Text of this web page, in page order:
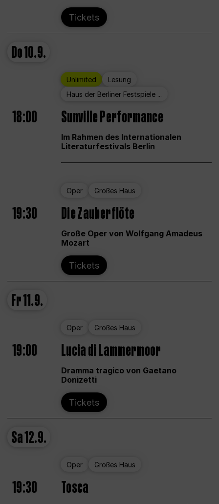
Tickets
Do10.9.
Unlimited
Lesung
Haus der Berliner Festspiele ...
18:00 Sunville Performance
Im Rahmen des Internationalen
Literaturfestivals Berlin
Oper Großes Haus
19:30 Die Zauberflöte
Große Oper von Wolfgang Amadeus
Mozart
Tickets
Fr11.9.
Oper Großes Haus
19:00 Lucia di Lammermoor
Dramma tragico von Gaetano
Donizetti
Tickets
Sa12.9.
Oper Großes Haus
19:30 Tosca